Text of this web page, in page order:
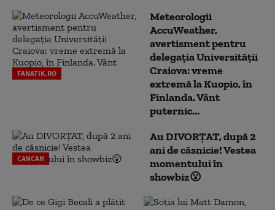
FANATIK.RO
Meteorologii
AccuWeather,
avertisment pentru
delegația Universității
Craiova: vreme
extremă la Kuopio, în
Finlanda. Vânt
puternic...
CANCAN
Au DIVORȚAT, după 2
ani de căsnicie! Vestea
momentului în
showbiz😮